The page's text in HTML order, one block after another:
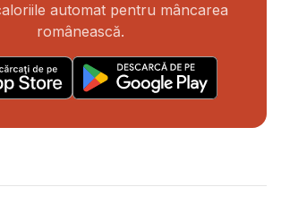
automat pentru mâncarea
românească.